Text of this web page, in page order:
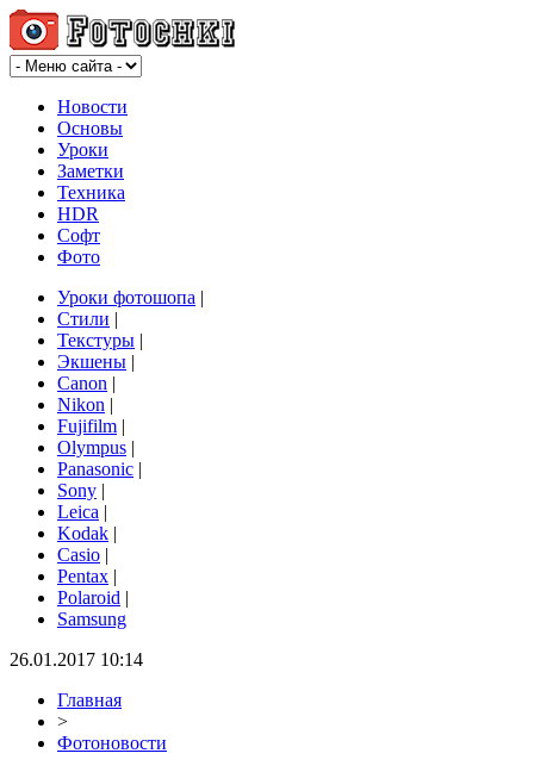
Новости
Основы
Уроки
Заметки
Техника
HDR
Софт
Фото
Уроки фотошопа |
Стили |
Текстуры |
Экшены |
Canon |
Nikon |
Fujifilm |
Olympus |
Panasonic |
Sony |
Leica |
Kodak |
Casio |
Pentax |
Polaroid |
Samsung
26.01.2017 10:14
Главная
>
Фотоновости